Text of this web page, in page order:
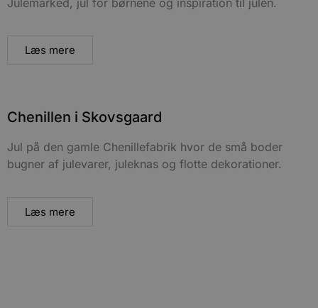
Julemarked, jul for børnene og inspiration til julen.
Læs mere
Chenillen i Skovsgaard
Jul på den gamle Chenillefabrik hvor de små boder
bugner af julevarer, juleknas og flotte dekorationer.
Læs mere